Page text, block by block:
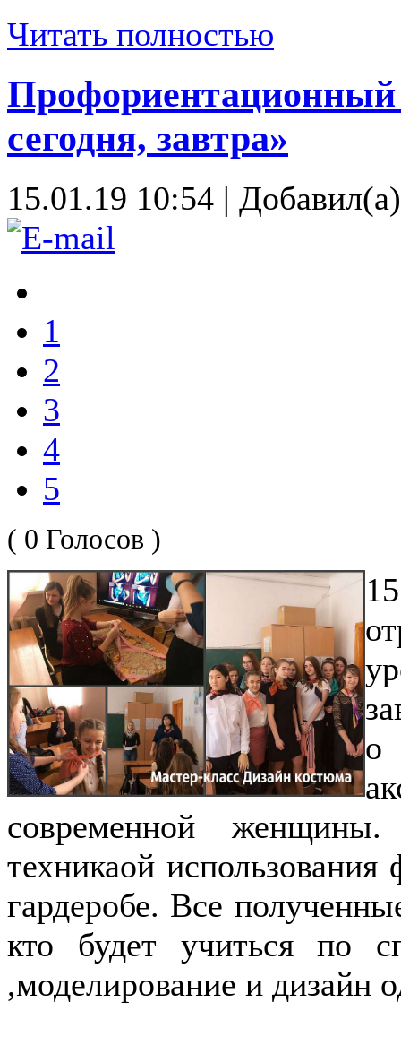
Читать полностью
Профориентационный
сегодня, завтра»
15.01.19 10:54 |
1
2
3
4
5
( 0 Голосов )
о
современной
техникаой
гардеробе. Все
кто будет учиться по
,моделирование и дизайн